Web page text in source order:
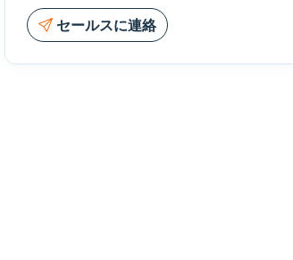
セールスに連絡